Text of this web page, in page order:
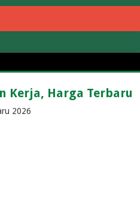
Kerja, Harga Terbaru
2026